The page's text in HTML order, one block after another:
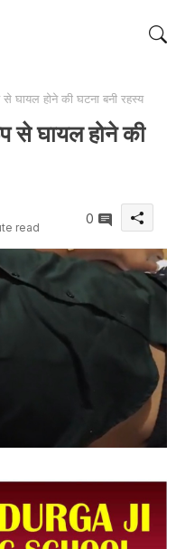
होने की घटना बनी रहस्य
घायल होने की
read
0